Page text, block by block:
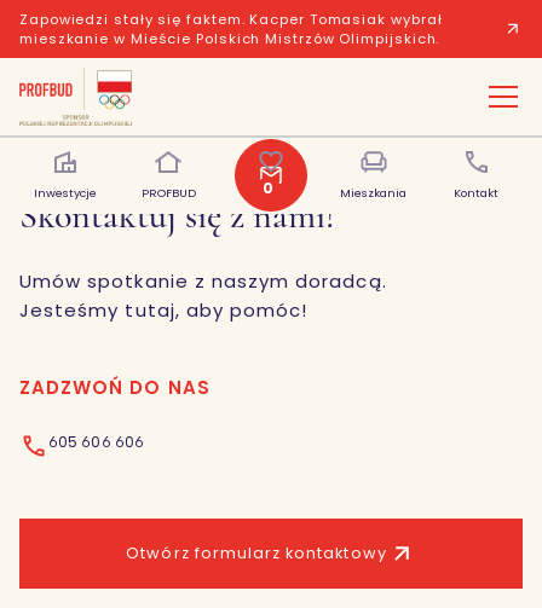
Zapowiedzi stały się faktem. Kacper Tomasiak wybrał
mieszkanie w Mieście Polskich Mistrzów Olimpijskich.
Inwestycje PROFBUD 0
Polubione Mieszkania Kontakt
Skontaktuj się z nami!
Umów spotkanie z naszym doradcą.
Jesteśmy tutaj, aby pomóc!
ZADZWOŃ DO NAS
605 606 606
Otwórz formularz kontaktowy